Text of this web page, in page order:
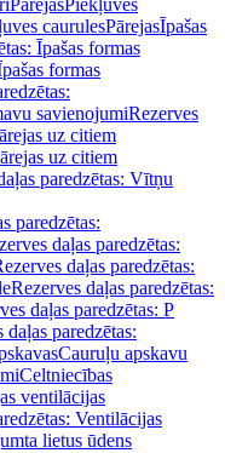
PārejasPiekļuves
caurulesPārejasĪpašas
Īpašas formas
formas
savienojumiRezerves
uz citiem
uz citiem
paredzētas: Vītņu
paredzētas:
daļas paredzētas:
daļas paredzētas:
Rezerves daļas paredzētas:
daļas paredzētas: P
daļas paredzētas:
Cauruļu apskavu
Celtniecības
ventilācijas
Ventilācijas
lietus ūdens